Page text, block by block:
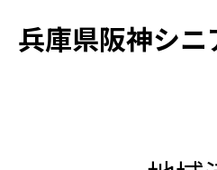
兵庫県阪神シ